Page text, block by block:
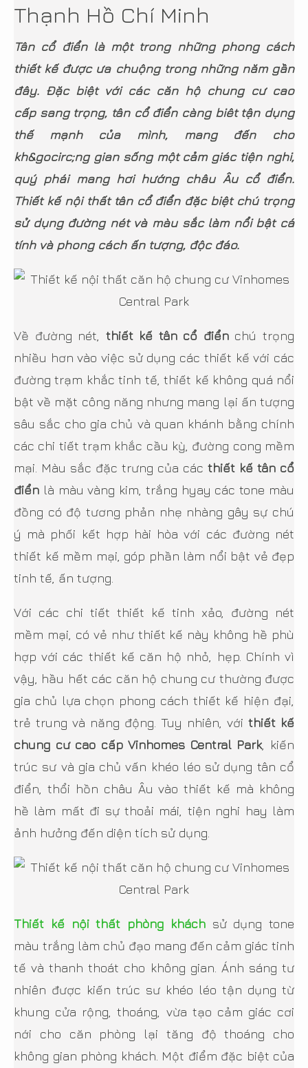
Thạnh Hồ Chí Minh
Tân cổ điển là một trong những phong cách
thiết kế được ưa chuộng trong những năm gần
đây. Đặc biệt với các căn hộ chung cư cao
cấp sang trọng, tân cổ điển càng biêt tận dụng
thế mạnh của mình, mang đến cho
kh&gocirc;ng gian sống một cảm giác tiện nghi,
quý phái mang hơi hướng châu Âu cổ điển.
Thiết kế nội thất tân cổ điển đặc biệt chú trọng
sử dụng đường nét và màu sắc làm nổi bật cá
tính và phong cách ấn tượng, độc đáo.
Về đường nét, thiết kế tân cổ điểnchú trọng
nhiều hơn vào việc sử dụng các thiết kế với các
đường trạm khắc tinh tế, thiết kế không quá nổi
bật về mặt công năng nhưng mang lại ấn tượng
sâu sắc cho gia chủ và quan khánh bằng chính
các chi tiết trạm khắc cầu kỳ, đường cong mềm
mại. Màu sắc đặc trưng của các thiết kế tân cổ
điển là màu vàng kim, trắng hyay các tone màu
đồng có độ tương phản nhẹ nhàng gây sự chú
ý mà phối kết hợp hài hòa với các đường nét
thiết kế mềm mại, góp phần làm nổi bật vẻ đẹp
tinh tế, ấn tượng.
Với các chi tiết thiết kế tinh xảo, đường nét
mềm mại, có vẻ như thiết kế này không hề phù
hợp với các thiết kế căn hộ nhỏ, hẹp. Chính vì
vậy, hầu hết các căn hộ chung cư thường được
gia chủ lựa chọn phong cách thiết kế hiện đại,
trẻ trung và năng động. Tuy nhiên, với thiết kế
chung cư cao cấp Vinhomes Central Park , kiến
trúc sư và gia chủ vấn khéo léo sử dụng tân cổ
điển, thổi hồn châu Âu vào thiết kế mà không
hề làm mất đi sự thoải mái, tiện nghi hay làm
ảnh hưởng đến diện tích sử dụng.
Thiết kế nội thất phòng kháchsử dụng tone
màu trắng làm chủ đạo mang đến cảm giác tinh
tế và thanh thoát cho không gian. Ánh sáng tư
nhiên được kiến trúc sư khéo léo tận dụng từ
khung cửa rộng, thoáng, vừa tạo cảm giác cơi
nới cho căn phòng lại tăng độ thoáng cho
không gian phòng khách. Một điểm đặc biệt của